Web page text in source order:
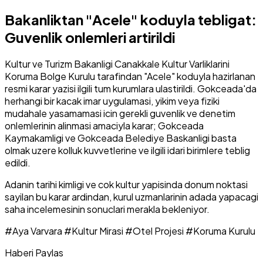
Bakanliktan "Acele" koduyla tebligat:
Guvenlik onlemleri artirildi
Kultur ve Turizm Bakanligi Canakkale Kultur Varliklarini
Koruma Bolge Kurulu tarafindan "Acele" koduyla hazirlanan
resmi karar yazisi ilgili tum kurumlara ulastirildi. Gokceada'da
herhangi bir kacak imar uygulamasi, yikim veya fiziki
mudahale yasamamasi icin gerekli guvenlik ve denetim
onlemlerinin alinmasi amaciyla karar; Gokceada
Kaymakamligi ve Gokceada Belediye Baskanligi basta
olmak uzere kolluk kuvvetlerine ve ilgili idari birimlere teblig
edildi.
Adanin tarihi kimligi ve cok kultur yapisinda donum noktasi
sayilan bu karar ardindan, kurul uzmanlarinin adada yapacagi
saha incelemesinin sonuclari merakla bekleniyor.
#Aya Varvara #Kultur Mirasi #Otel Projesi #Koruma Kurulu
Haberi Paylas